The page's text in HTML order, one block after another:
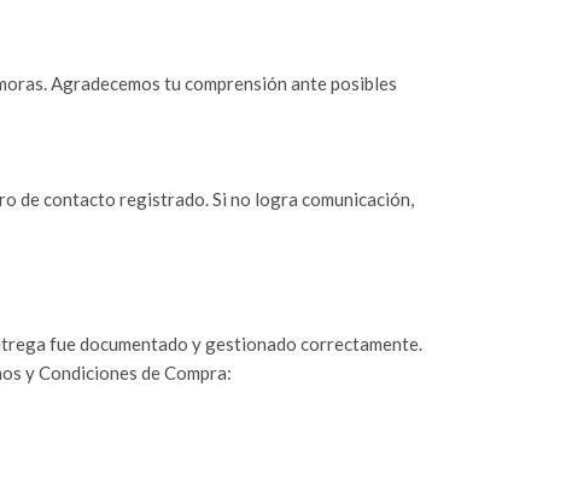
Agradecemos tu comprensión ante posibles
de contacto registrado. Si no logra comunicación,
fue documentado y gestionado correctamente.
y Condiciones de Compra: